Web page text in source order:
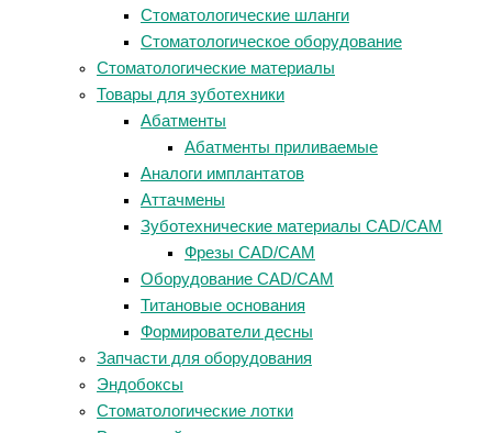
Стоматологические шланги
Стоматологическое оборудование
Стоматологические материалы
Товары для зуботехники
Абатменты
Абатменты приливаемые
Аналоги имплантатов
Аттачмены
Зуботехнические материалы CAD/CAM
Фрезы CAD/CAM
Оборудование CAD/CAM
Титановые основания
Формирователи десны
Запчасти для оборудования
Эндобоксы
Стоматологические лотки